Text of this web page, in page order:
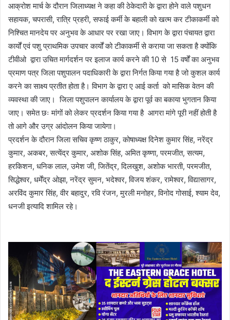
आक्रोश मार्च के दौरान जिलाध्यक्ष ने कहा की ठेकेदारी के द्वारा होने वाले पशुधन
सहायक, चपरासी, रात्रि प्रहरी, सफाई कर्मी के बहाली को खत्म कर टीकाकर्मी को
निश्चित मानदेय पर अनुभव के आधार पर रखा जाए। विभाग के द्वारा पंचायत द्वारा
कार्यों एवं पशु प्राथमिक उपचार कार्यों को टीकाकर्मी से कराया जा सकता है क्योंकि
टीवीओ द्वारा उचित मार्गदर्शन पर इलाज कार्य करने की 10 से 15 वर्षों का अनुभव
प्रमाण पत्र जिला पशुपालन पदाधिकारी के द्वारा निर्गत किया गया है जो कुशल कार्य
करने का साक्ष्य प्रतीत होता है। विभाग के द्वारा ए आई कर्ता को मासिक वेतन की
व्यवस्था की जाए। जिला पशुपालन कार्यालय के द्वारा पूर्व का बकाया भुगतान किया
जाए। समेत छः मांगों को लेकर प्रदर्शन किया गया है आगरा मांगे पूरी नहीं होती है
तो आगे और उग्र आंदोलन किया जायेगा।
प्रदर्शन के दौरान जिला सचिव कृष्ण ठाकुर, कोषाध्यक्ष दिनेश कुमार सिंह, नरेंद्र
कुमार, अकबर, सत्येंद्र कुमार, अशोक सिंह, अमित कृष्णा, परमजीत, सत्यम,
हरकिशन, धनिक लाल, उमेश जी, जितेंद्र, दिलखुश, अशोक भारती, परमजीत,
सिद्धेश्वर, धर्मेंद्र ओझा, नरेंद्र सुमन, भदेश्वर, विजय शंकर, रामेश्वर, विद्यासागर,
अरविंद कुमार सिंह, वीर बहादुर, रवि रंजन, मुरली मनोहर, विनोद गोसाई, श्याम देव,
धनजी इत्यादि शामिल रहे।